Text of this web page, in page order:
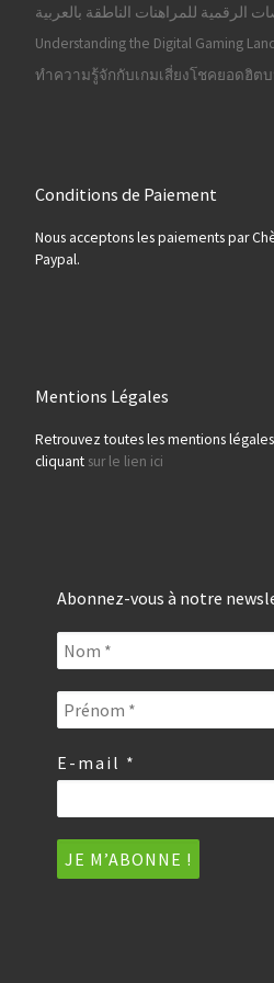
الرقمية للمراهنات الناطقة بالعربية
Understanding the Digital Gaming
ทำความรู้จักกับเกมเสี่ยงโชคยอดฮิต
Conditions de Paiement
Nous acceptons les paiements par
Paypal.
Mentions Légales
Retrouvez toutes les mentions
cliquant sur le lien ici
Abonnez-vous à notre
E-mail *